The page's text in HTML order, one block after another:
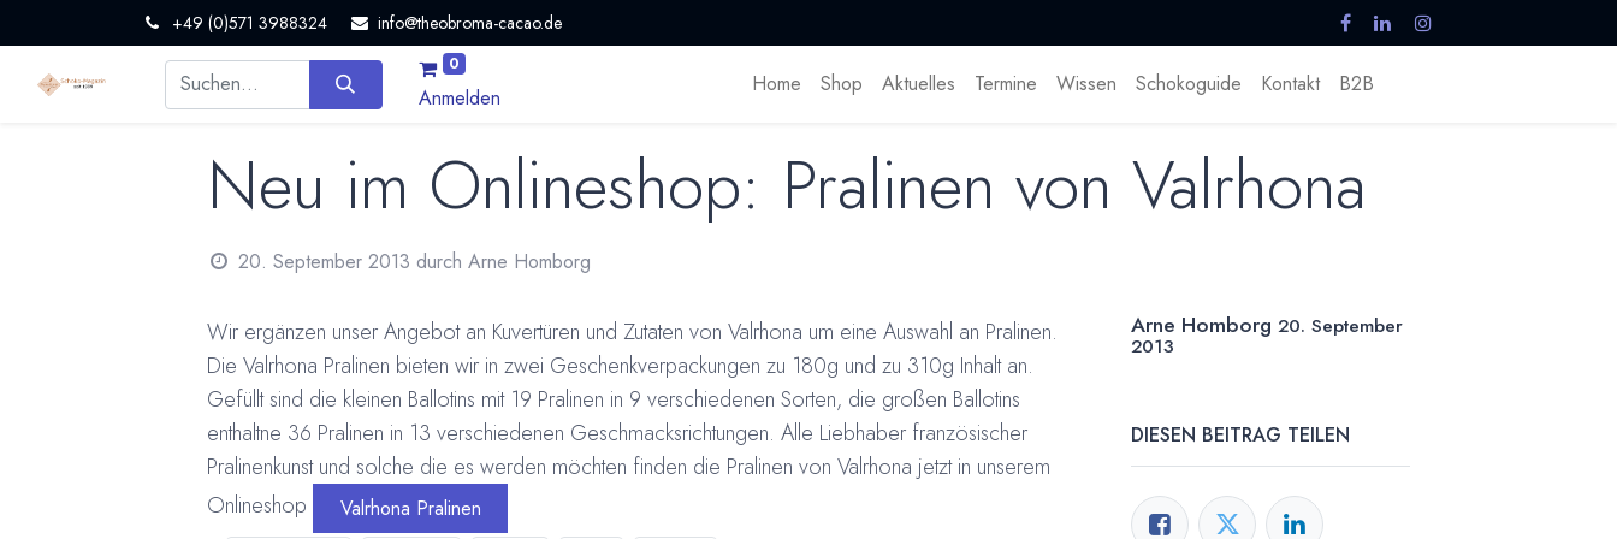
+49 (0)571 3988324 info@theobroma-cacao.de
0
Anmelden
Home Shop Aktuelles Termine Wissen Schokoguide Kontakt B2B
Neu im Onlineshop: Pralinen von Valrhona
20. September 2013 durch Arne Homborg
Wir ergänzen unser Angebot an Kuvertüren und Zutaten von Valrhona um eine Auswahl an Pralinen.
Die Valrhona Pralinen bieten wir in zwei Geschenkverpackungen zu 180g und zu 310g Inhalt an.
Gefüllt sind die kleinen Ballotins mit 19 Pralinen in 9 verschiedenen Sorten, die großen Ballotins
enthaltne 36 Pralinen in 13 verschiedenen Geschmacksrichtungen. Alle Liebhaber französischer
Pralinenkunst und solche die es werden möchten finden die Pralinen von Valrhona jetzt in unserem
Onlineshop
Valrhona Pralinen
Arne Homborg 20. September
2013
DIESEN BEITRAG TEILEN